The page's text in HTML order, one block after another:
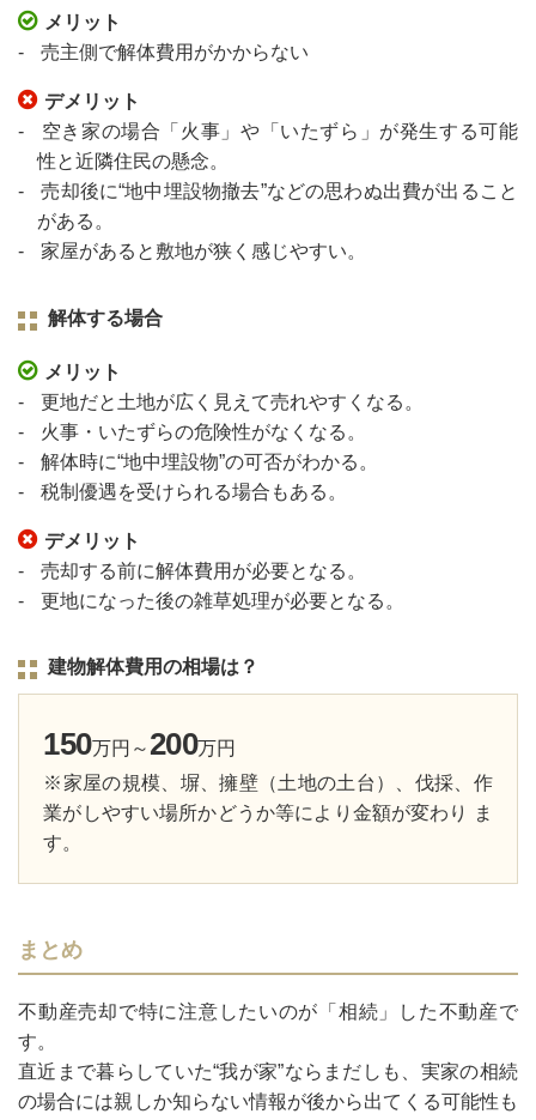
メリット
売主側で解体費用がかからない
デメリット
空き家の場合「火事」や「いたずら」が発生する可能
性と近隣住民の懸念。
売却後に“地中埋設物撤去”などの思わぬ出費が出ること
がある。
家屋があると敷地が狭く感じやすい。
解体する場合
メリット
更地だと土地が広く見えて売れやすくなる。
火事・いたずらの危険性がなくなる。
解体時に“地中埋設物”の可否がわかる。
税制優遇を受けられる場合もある。
デメリット
売却する前に解体費用が必要となる。
更地になった後の雑草処理が必要となる。
建物解体費用の相場は？
150万円～ 200万円
※家屋の規模、塀、擁壁（土地の土台）、伐採、作
業がしやすい場所かどうか等により金額が変わり ま
す。
まとめ
不動産売却で特に注意したいのが「相続」した不動産で
す。
直近まで暮らしていた“我が家”ならまだしも、実家の相続
の場合には親しか知らない情報が後から出てくる可能性も